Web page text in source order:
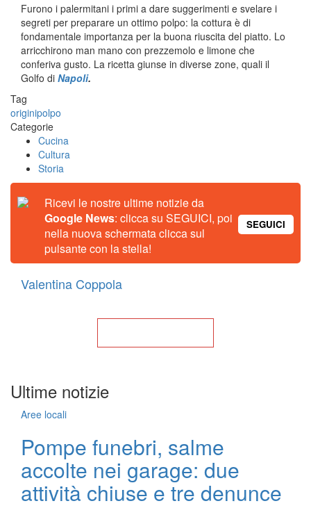
Furono i palermitani i primi a dare suggerimenti e svelare i
segreti per preparare un ottimo polpo: la cottura è di
fondamentale importanza per la buona riuscita del piatto. Lo
arricchirono man mano con prezzemolo e limone che
conferiva gusto. La ricetta giunse in diverse zone, quali il
Golfo di Napoli.
Tag
originipolpo
Categorie
Cucina
Cultura
Storia
Ricevi le nostre ultime notizie da
Google News: clicca su SEGUICI, poi
nella nuova schermata clicca sul
pulsante con la stella!
SEGUICI
Valentina Coppola
Ultime notizie
Aree locali
Pompe funebri, salme
accolte nei garage: due
attività chiuse e tre denunce